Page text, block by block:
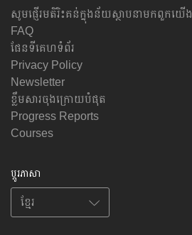
សូមផ្ញើរមតិរិះគន់ក្នុងន័យស្ថាបនាមកពួកយើង
FAQ
ផែនទីគេហទំព័រ
Privacy Policy
Newsletter
ខ្លឹមសារចុងក្រោយបំផុត
Progress Reports
Courses
ប្តូរភាសា